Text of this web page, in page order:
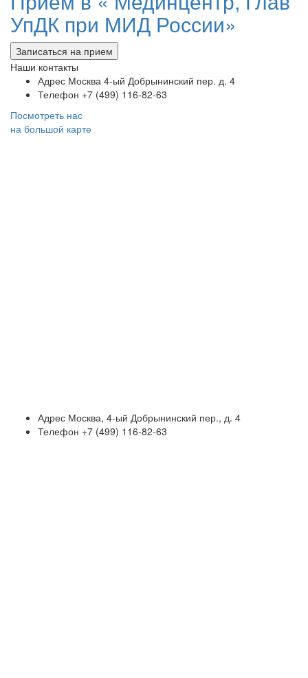
УпДК при МИД России»
Записаться на прием
Наши контакты
Адрес Москва 4-ый Добрынинский пер. д. 4
Телефон +7 (499) 116-82-63
Посмотреть нас
на большой карте
Адрес Москва, 4-ый Добрынинский пер., д. 4
Телефон +7 (499) 116-82-63